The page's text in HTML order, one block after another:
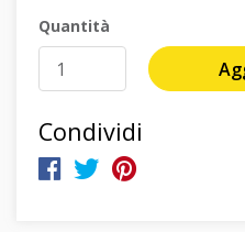
Quantità
Condividi